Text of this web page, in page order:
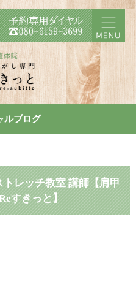
ルブログ
レッチ教室 講師【肩甲
すきっと】